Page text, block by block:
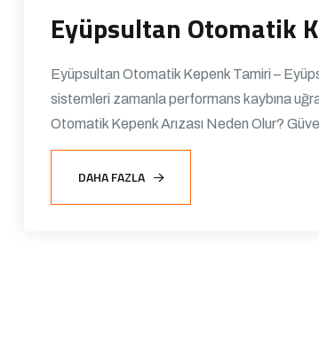
Eyüpsultan Otomatik
Eyüpsultan Otomatik Kepenk Tamiri –
sistemleri zamanla performans kaybına
Otomatik Kepenk Arızası Neden Olur?
DAHA FAZLA